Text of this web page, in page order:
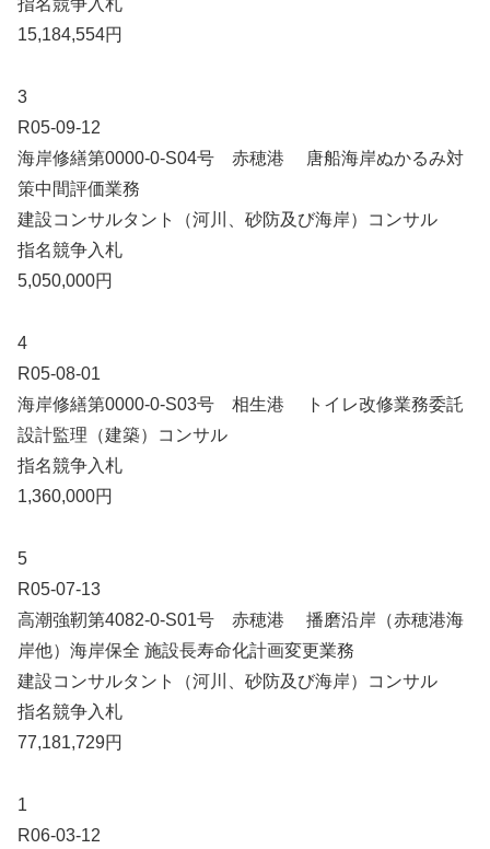
指名競争入札
15,184,554円
3
R05-09-12
海岸修繕第0000-0-S04号 赤穂港 唐船海岸ぬかるみ対
策中間評価業務
建設コンサルタント（河川、砂防及び海岸）コンサル
指名競争入札
5,050,000円
4
R05-08-01
海岸修繕第0000-0-S03号 相生港 トイレ改修業務委託
設計監理（建築）コンサル
指名競争入札
1,360,000円
5
R05-07-13
高潮強靭第4082-0-S01号 赤穂港 播磨沿岸（赤穂港海
岸他）海岸保全 施設長寿命化計画変更業務
建設コンサルタント（河川、砂防及び海岸）コンサル
指名競争入札
77,181,729円
1
R06-03-12